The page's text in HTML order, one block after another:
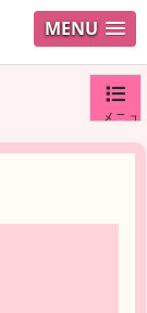
MENU
メニュ